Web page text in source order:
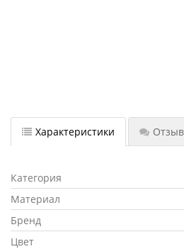
Характеристики
Категория
Материал
Бренд
Цвет